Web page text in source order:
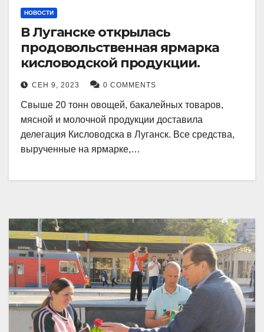
НОВОСТИ
В Луганске открылась
продовольственная ярмарка
кисловодской продукции.
СЕН 9, 2023 0 COMMENTS
Свыше 20 тонн овощей, бакалейных товаров,
мясной и молочной продукции доставила
делегация Кисловодска в Луганск. Все средства,
вырученные на ярмарке,…